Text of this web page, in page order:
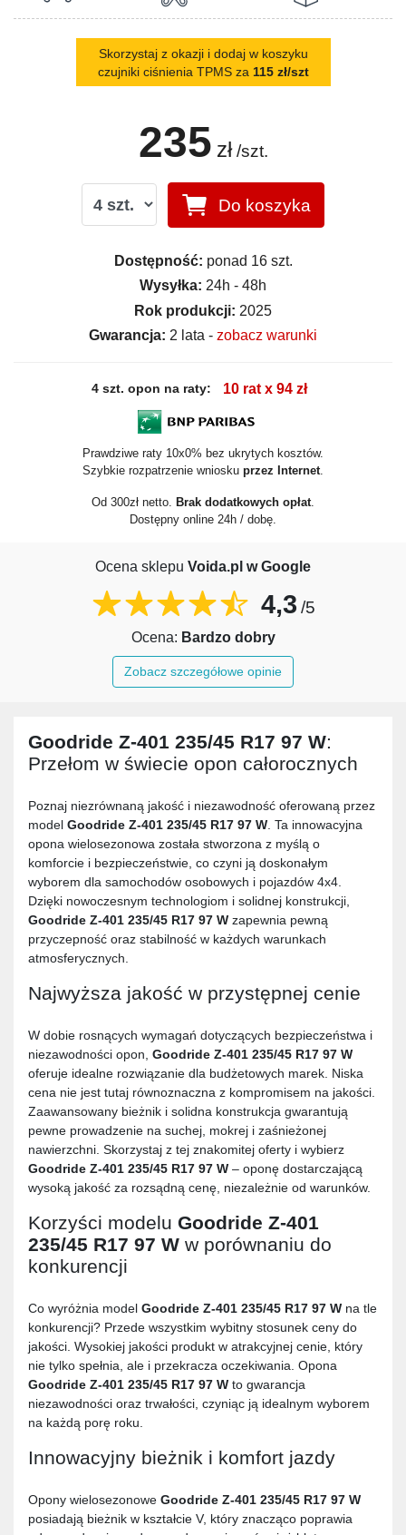
Skorzystaj z okazji i dodaj w koszyku
czujniki ciśnienia TPMS za 115 zł/szt
235 zł /szt.
Do koszyka
Dostępność: ponad 16 szt.
Wysyłka: 24h - 48h
Rok produkcji: 2025
Gwarancja: 2 lata - zobacz warunki
4 szt. opon na raty: 10 rat x 94 zł
Prawdziwe raty 10x0% bez ukrytych kosztów.
Szybkie rozpatrzenie wniosku przez Internet
Od 300zł netto. Brak dodatkowych opłat
Dostępny online 24h / dobę.
Ocena sklepu Voida.pl w Google
4,3 /5
Ocena: Bardzo dobry
Zobacz szczegółowe opinie
Goodride Z-401 235/45 R17 97 W:
Przełom w świecie opon całorocznych
Poznaj niezrównaną jakość i niezawodność oferowaną przez
model Goodride Z-401 235/45 R17 97 W. Ta innowacyjna
opona wielosezonowa została stworzona z myślą o
komforcie i bezpieczeństwie, co czyni ją doskonałym
wyborem dla samochodów osobowych i pojazdów 4x4.
Dzięki nowoczesnym technologiom i solidnej konstrukcji,
Goodride Z-401 235/45 R17 97 W zapewnia pewną
przyczepność oraz stabilność w każdych warunkach
atmosferycznych.
Najwyższa jakość w przystępnej cenie
W dobie rosnących wymagań dotyczących bezpieczeństwa i
niezawodności opon, Goodride Z-401 235/45 R17 97 W
oferuje idealne rozwiązanie dla budżetowych marek. Niska
cena nie jest tutaj równoznaczna z kompromisem na jakości.
Zaawansowany bieżnik i solidna konstrukcja gwarantują
pewne prowadzenie na suchej, mokrej i zaśnieżonej
nawierzchni. Skorzystaj z tej znakomitej oferty i wybierz
Goodride Z-401 235/45 R17 97 W – oponę dostarczającą
wysoką jakość za rozsądną cenę, niezależnie od warunków.
Korzyści modelu Goodride Z-401
235/45 R17 97 W w porównaniu do
konkurencji
Co wyróżnia model Goodride Z-401 235/45 R17 97 W na tle
konkurencji? Przede wszystkim wybitny stosunek ceny do
jakości. Wysokiej jakości produkt w atrakcyjnej cenie, który
nie tylko spełnia, ale i przekracza oczekiwania. Opona
Goodride Z-401 235/45 R17 97 W to gwarancja
niezawodności oraz trwałości, czyniąc ją idealnym wyborem
na każdą porę roku.
Innowacyjny bieżnik i komfort jazdy
Opony wielosezonowe Goodride Z-401 235/45 R17 97 W
posiadają bieżnik w kształcie V, który znacząco poprawia